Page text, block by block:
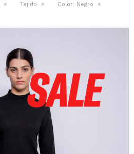
Tejido Color: Negro